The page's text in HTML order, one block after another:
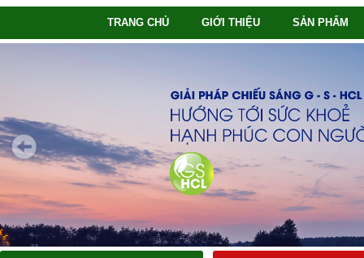
TRANG CHỦ GIỚI THIỆU SẢN PHẨM